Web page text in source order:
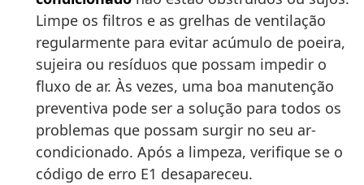
Limpe os filtros e as grelhas de ventilação
regularmente para evitar acúmulo de poeira,
sujeira ou resíduos que possam impedir o
fluxo de ar. Às vezes, uma boa manutenção
preventiva pode ser a solução para todos os
problemas que possam surgir no seu ar-
condicionado. Após a limpeza, verifique se o
código de erro E1 desapareceu.